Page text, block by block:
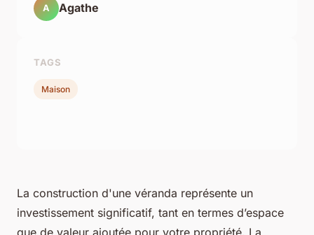
La construction d'une véranda représente un
investissement significatif, tant en termes d’espace
A Agathe
TAGS
Maison